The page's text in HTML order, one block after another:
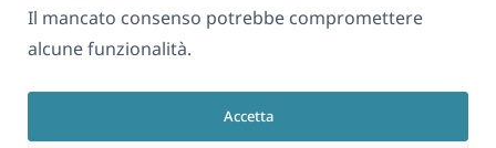
Il mancato consenso potrebbe compromettere
alcune funzionalità.
Accetta
Italiano
Unisciti al nostro team(si
nuova
apre
in
apre
in
apre